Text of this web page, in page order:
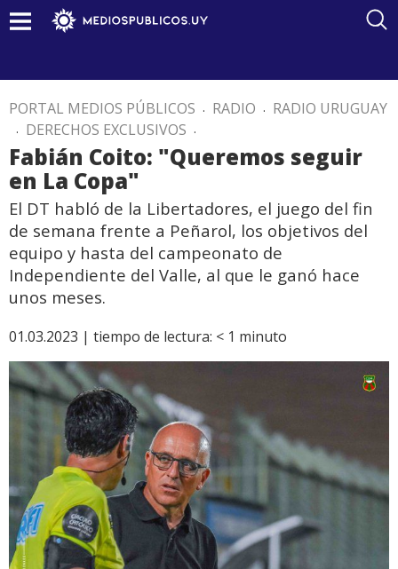
PORTAL MEDIOS PÚBLICOS . RADIO . RADIO URUGUAY
. DERECHOS EXCLUSIVOS .
Fabián Coito: "Queremos seguir
en La Copa"
El DT habló de la Libertadores, el juego del fin
de semana frente a Peñarol, los objetivos del
equipo y hasta del campeonato de
Independiente del Valle, al que le ganó hace
unos meses.
01.03.2023 | tiempo de lectura: < 1 minuto